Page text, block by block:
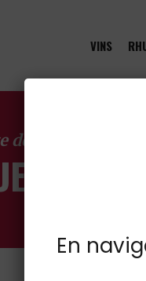
VINS
des vins à
EN LIGNE
En